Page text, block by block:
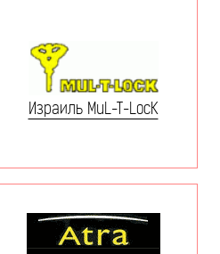
Израиль MuL-T-LocK